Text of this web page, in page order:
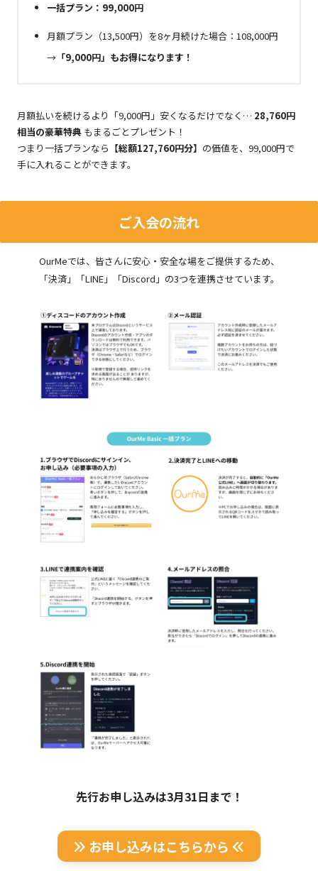
一括プラン：99,000円
月額プラン（13,500円）を8ヶ月続けた場合：108,000円
→ 「9,000円」もお得になります！
月額払いを続けるより「9,000円」安くなるだけでなく… 28,760円
相当の豪華特典 もまるごとプレゼント！
つまり一括プランなら 【総額127,760円分】 の価値を、99,000円で
手に入れることができます。
ご入会の流れ
OurMeでは、皆さんに安心・安全な場をご提供するため、
「決済」「LINE」「Discord」の3つを連携させています。
先行お申し込みは3月31日まで！
お申し込みはこちらから